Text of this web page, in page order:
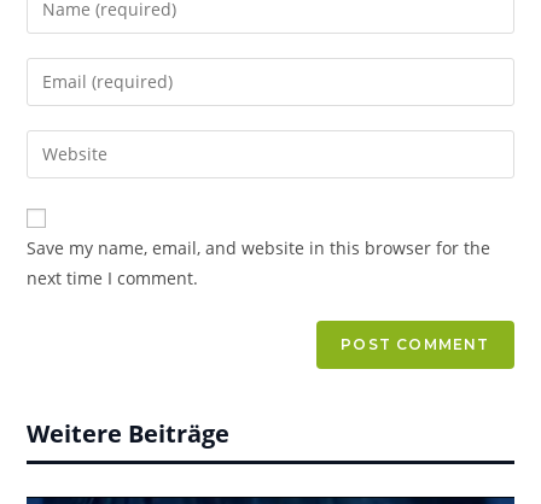
Save my name, email, and website in this browser for the
next time I comment.
Weitere Beiträge